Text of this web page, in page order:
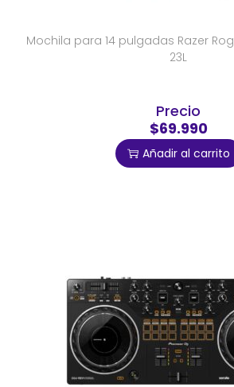
Mochila para 14 pulgadas Razer
23L
Precio
$69.990
Añadir al carrito